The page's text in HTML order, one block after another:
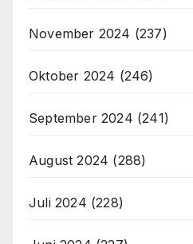
November 2024 (237)
Oktober 2024 (246)
September 2024 (241)
August 2024 (288)
Juli 2024 (228)